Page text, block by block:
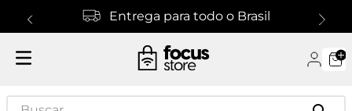
Entrega para todo o Brasil
Buscar